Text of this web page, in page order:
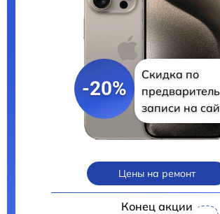
-20%
Скидка по
записи на
Цены на ремонт
Конец акции